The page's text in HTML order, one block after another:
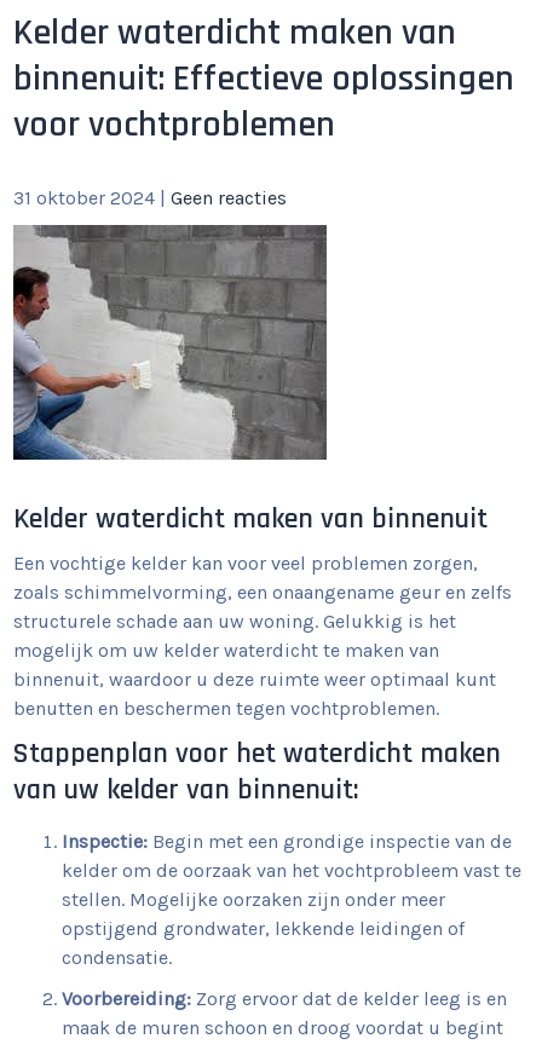
Kelder waterdicht maken van
binnenuit: Effectieve oplossingen
voor vochtproblemen
31 oktober 2024 |Geen reacties
Kelder waterdicht maken van binnenuit
Een vochtige kelder kan voor veel problemen zorgen,
zoals schimmelvorming, een onaangename geur en zelfs
structurele schade aan uw woning. Gelukkig is het
mogelijk om uw kelder waterdicht te maken van
binnenuit, waardoor u deze ruimte weer optimaal kunt
benutten en beschermen tegen vochtproblemen.
Stappenplan voor het waterdicht maken
van uw kelder van binnenuit:
Inspectie: Begin met een grondige inspectie van de
kelder om de oorzaak van het vochtprobleem vast te
stellen. Mogelijke oorzaken zijn onder meer
opstijgend grondwater, lekkende leidingen of
condensatie.
Voorbereiding: Zorg ervoor dat de kelder leeg is en
maak de muren schoon en droog voordat u begint